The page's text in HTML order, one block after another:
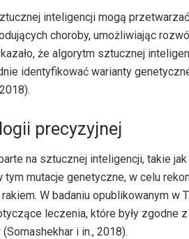
inteligencji mogą
choroby, umożliwiając
że algorytm sztucznej
identyfikować warianty
precyzyjnej
na sztucznej inteligencji, takie
tym mutacje genetyczne, w celu
W badaniu opublikowanym w
leczenia, które były zgodne
i in., 2018).